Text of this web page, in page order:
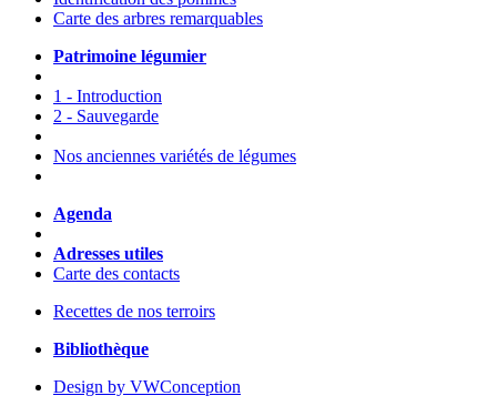
Carte des arbres remarquables
Patrimoine légumier
1 - Introduction
2 - Sauvegarde
Nos anciennes variétés de légumes
Agenda
Adresses utiles
Carte des contacts
Recettes de nos terroirs
Bibliothèque
Design by VWConception